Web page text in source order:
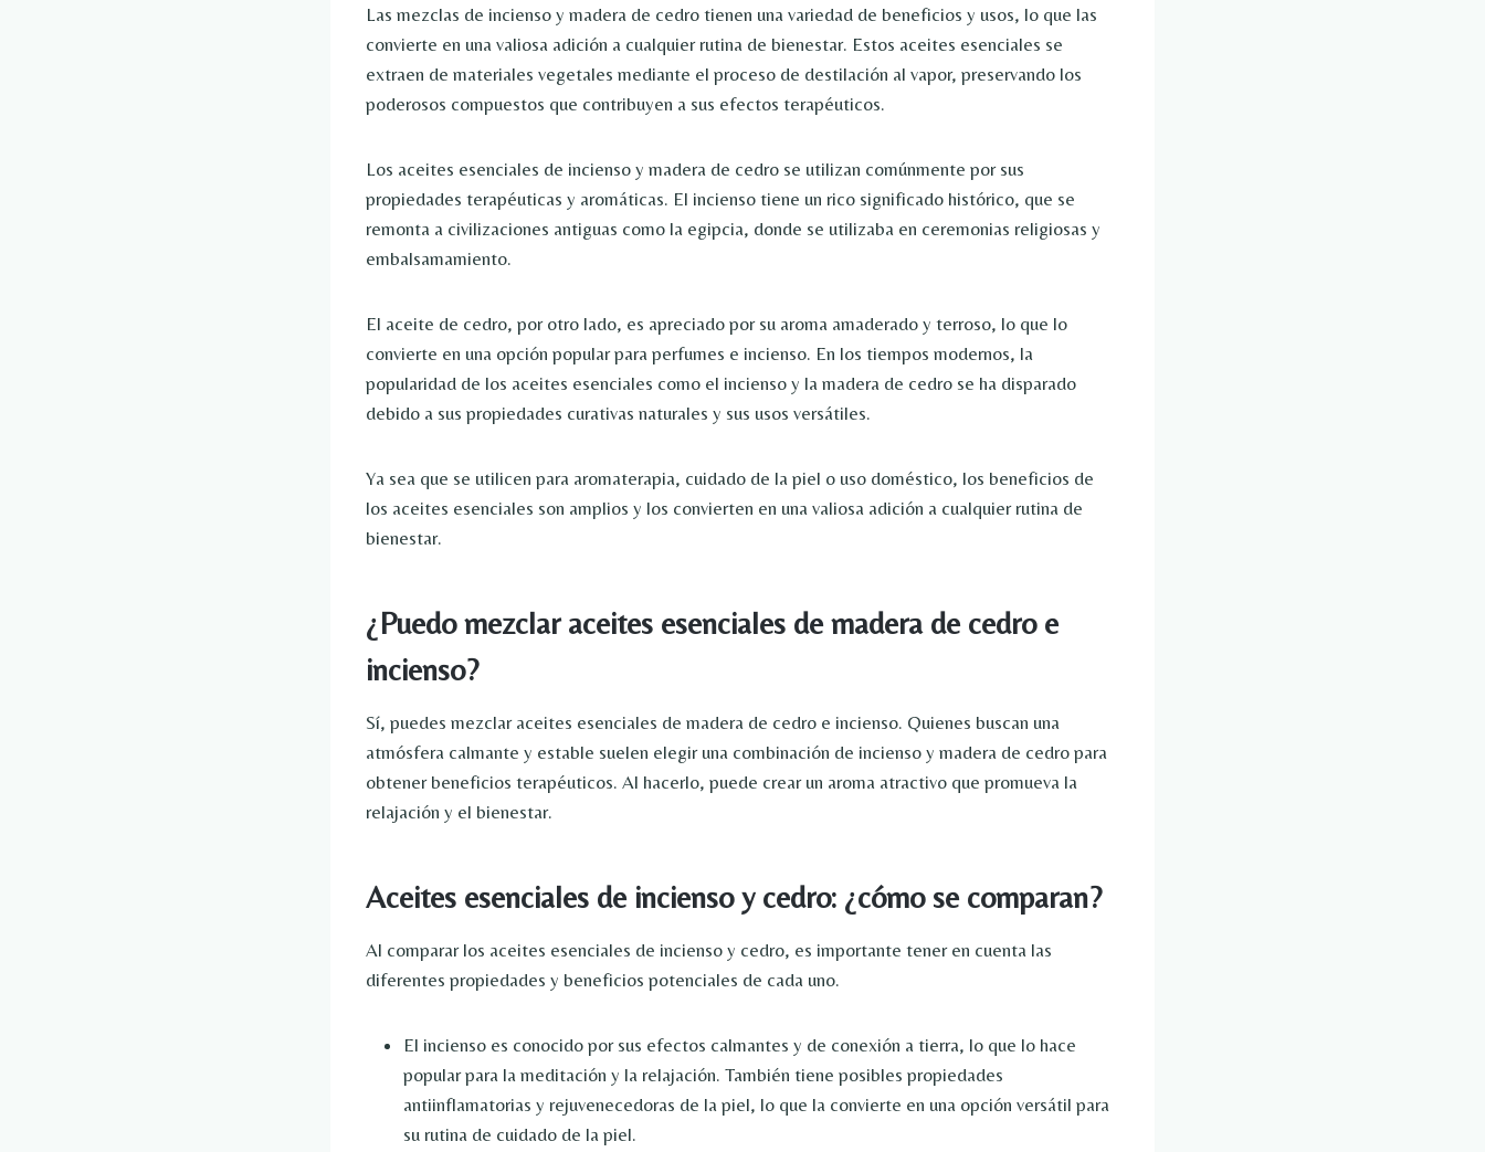
Las mezclas de incienso y madera de cedro tienen una variedad de beneficios y usos, lo que las
convierte en una valiosa adición a cualquier rutina de bienestar. Estos aceites esenciales se
extraen de materiales vegetales mediante el proceso de destilación al vapor, preservando los
poderosos compuestos que contribuyen a sus efectos terapéuticos.
Los aceites esenciales de incienso y madera de cedro se utilizan comúnmente por sus
propiedades terapéuticas y aromáticas. El incienso tiene un rico significado histórico, que se
remonta a civilizaciones antiguas como la egipcia, donde se utilizaba en ceremonias religiosas y
embalsamamiento.
El aceite de cedro, por otro lado, es apreciado por su aroma amaderado y terroso, lo que lo
convierte en una opción popular para perfumes e incienso. En los tiempos modernos, la
popularidad de los aceites esenciales como el incienso y la madera de cedro se ha disparado
debido a sus propiedades curativas naturales y sus usos versátiles.
Ya sea que se utilicen para aromaterapia, cuidado de la piel o uso doméstico, los beneficios de
los aceites esenciales son amplios y los convierten en una valiosa adición a cualquier rutina de
bienestar.
¿Puedo mezclar aceites esenciales de madera de cedro e
incienso?
Sí, puedes mezclar aceites esenciales de madera de cedro e incienso. Quienes buscan una
atmósfera calmante y estable suelen elegir una combinación de incienso y madera de cedro para
obtener beneficios terapéuticos. Al hacerlo, puede crear un aroma atractivo que promueva la
relajación y el bienestar.
Aceites esenciales de incienso y cedro: ¿cómo se comparan?
Al comparar los aceites esenciales de incienso y cedro, es importante tener en cuenta las
diferentes propiedades y beneficios potenciales de cada uno.
El incienso es conocido por sus efectos calmantes y de conexión a tierra, lo que lo hace
popular para la meditación y la relajación. También tiene posibles propiedades
antiinflamatorias y rejuvenecedoras de la piel, lo que la convierte en una opción versátil para
su rutina de cuidado de la piel.